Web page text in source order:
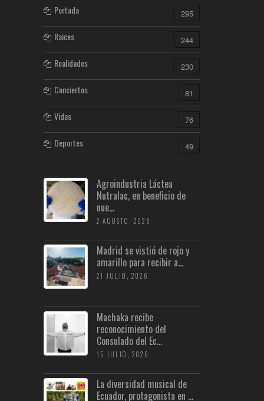
Portada 295
Raices 244
Realidades 230
Conciertos 81
Vidas 76
Deportes 49
Agroindustria Láctea
Nutralac, en beneficio de
nue...
2 AGOSTO, 2026
Madrid se vistió de rojo y
amarillo para recibir a...
21 JULIO, 2026
Machaka recibe
reconocimiento del
Consulado del Ec...
15 JULIO, 2026
La diversidad musical de
Ecuador, protagonista en ...